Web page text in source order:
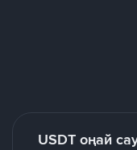
USDT оңай